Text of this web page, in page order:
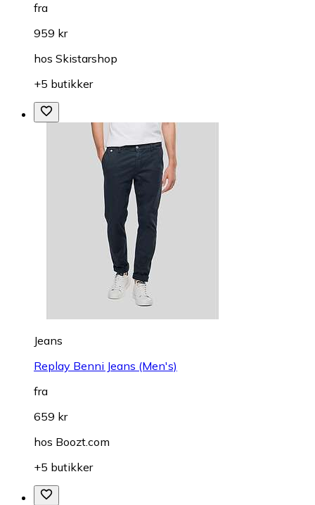
fra
959 kr
hos Skistarshop
+5 butikker
Jeans
Replay Benni Jeans (Men's)
fra
659 kr
hos Boozt.com
+5 butikker